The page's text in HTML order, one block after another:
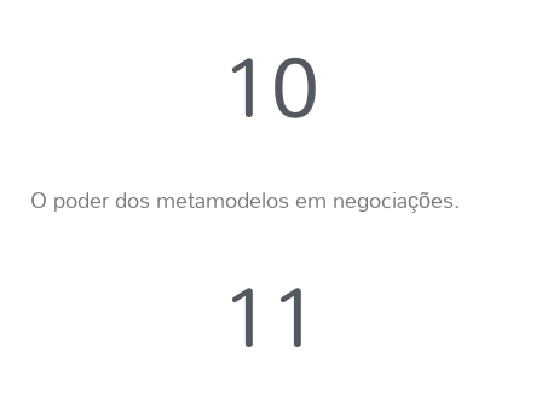
10
O poder dos metamodelos em negociações.
11